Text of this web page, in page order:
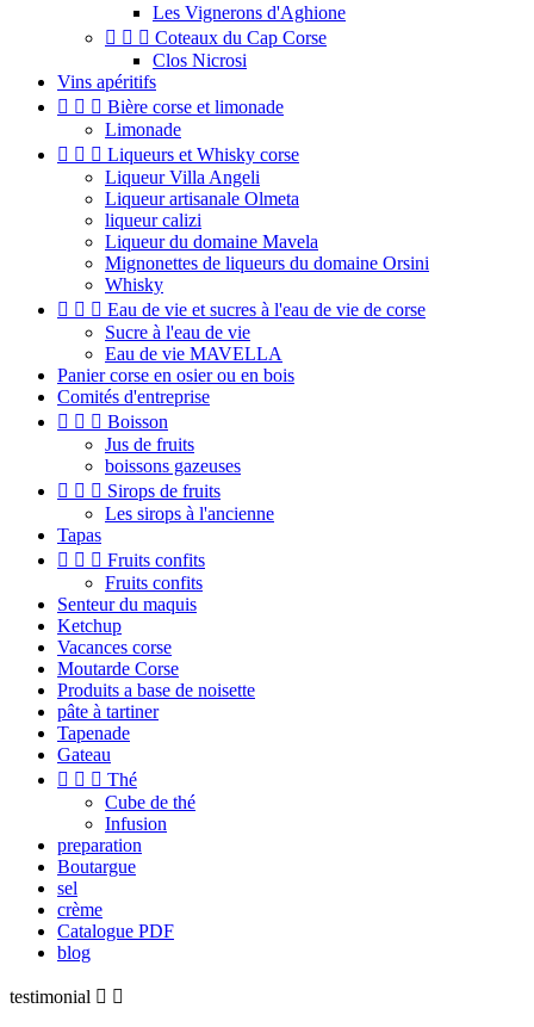
Les Vignerons d'Aghione
   Coteaux du Cap Corse
Clos Nicrosi
Vins apéritifs
   Bière corse et limonade
Limonade
   Liqueurs et Whisky corse
Liqueur Villa Angeli
Liqueur artisanale Olmeta
liqueur calizi
Liqueur du domaine Mavela
Mignonettes de liqueurs du domaine Orsini
Whisky
   Eau de vie et sucres à l'eau de vie de corse
Sucre à l'eau de vie
Eau de vie MAVELLA
Panier corse en osier ou en bois
Comités d'entreprise
   Boisson
Jus de fruits
boissons gazeuses
   Sirops de fruits
Les sirops à l'ancienne
Tapas
   Fruits confits
Fruits confits
Senteur du maquis
Ketchup
Vacances corse
Moutarde Corse
Produits a base de noisette
pâte à tartiner
Tapenade
Gateau
   Thé
Cube de thé
Infusion
preparation
Boutargue
sel
crème
Catalogue PDF
blog
testimonial  